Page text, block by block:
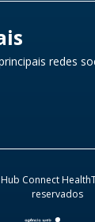
redes
Connect
reservados